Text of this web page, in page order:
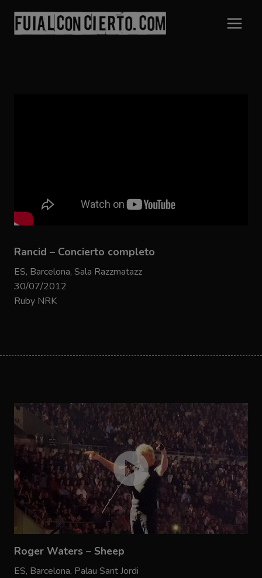
contenido
Rancid – Concierto completo
ES, Barcelona, Sala Razzmatazz
30/07/2012
Ruby NRK
Roger Waters – Sheep
ES, Barcelona, Palau Sant Jordi